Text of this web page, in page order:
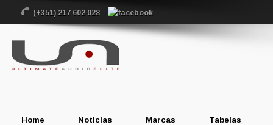
(+351) 217 602 028
Home Noticias Marcas Tabelas